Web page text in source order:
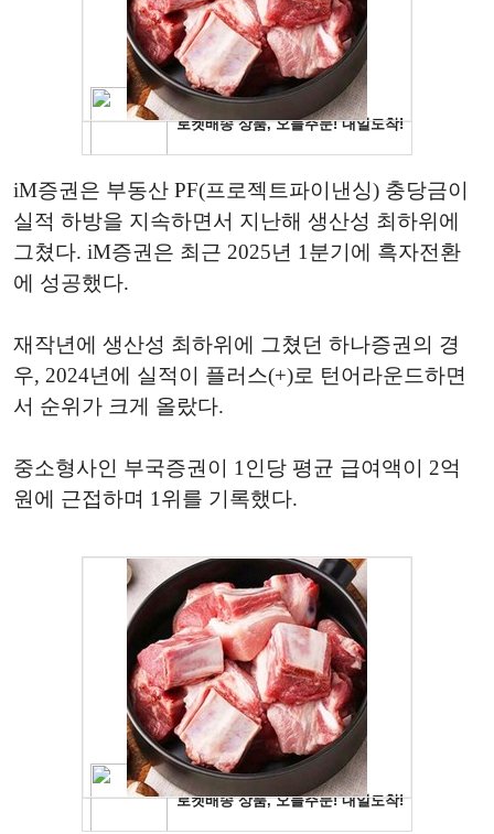
iM증권은 부동산 PF(프로젝트파이낸싱) 충당금이
실적 하방을 지속하면서 지난해 생산성 최하위에
그쳤다. iM증권은 최근 2025년 1분기에 흑자전환
에 성공했다.
재작년에 생산성 최하위에 그쳤던 하나증권의 경
우, 2024년에 실적이 플러스(+)로 턴어라운드하면
서 순위가 크게 올랐다.
중소형사인 부국증권이 1인당 평균 급여액이 2억
원에 근접하며 1위를 기록했다.